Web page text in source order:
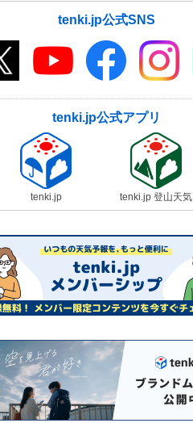
tenki.jp公式SNS
tenki.jp公式アプリ
tenki.jp tenki.jp 登山天気